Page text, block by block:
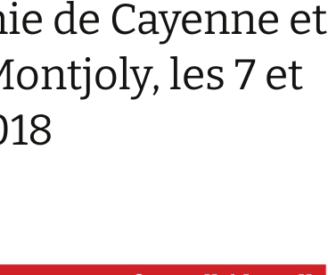
de Cayenne et
les 7 et